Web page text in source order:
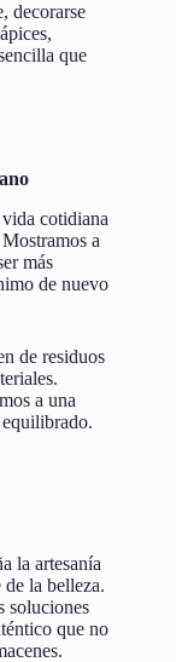
decorarse
que
cotidiana
a
más
de nuevo
de residuos
a una
la artesanía
la belleza.
soluciones
que no